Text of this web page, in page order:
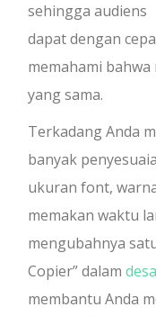
sehingga audiens
dapat dengan
memahami
yang sama.
Terkadang Anda
banyak
ukuran font,
memakan waktu
mengubahnya
Copier” dalam
membantu Anda